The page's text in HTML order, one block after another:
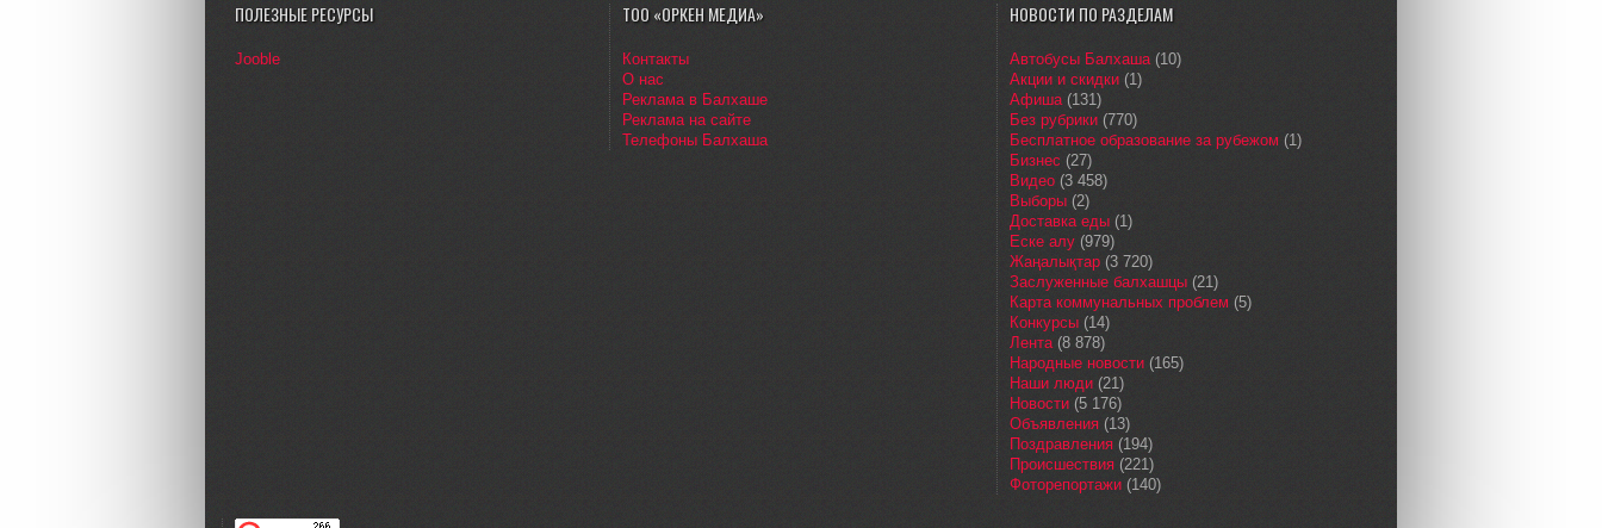
ПОЛЕЗНЫЕ РЕСУРСЫ
Jooble
ТОО «ОРКЕН МЕДИА»
Контакты
О нас
Реклама в Балхаше
Реклама на сайте
Телефоны Балхаша
НОВОСТИ ПО РАЗДЕЛАМ
Автобусы Балхаша(10)
Акции и скидки (1)
Афиша(131)
Без рубрики (770)
Бесплатное образование за рубежом (1)
Бизнес (27)
Видео (3 458)
Выборы (2)
Доставка еды (1)
Еске алу (979)
Жаңалықтар (3 720)
Заслуженные балхашцы (21)
Карта коммунальных проблем (5)
Конкурсы (14)
Лента(8 878)
Народные новости (165)
Наши люди (21)
Новости (5 176)
Объявления (13)
Поздравления (194)
Происшествия (221)
Фоторепортажи (140)